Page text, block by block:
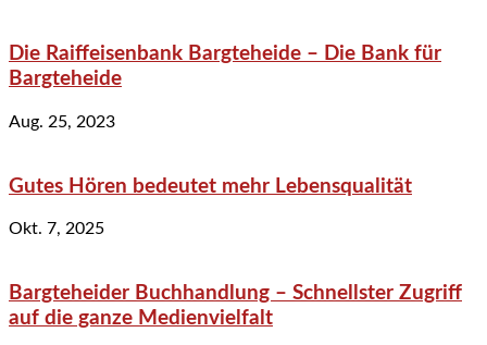
Die Raiffeisenbank Bargteheide – Die Bank für
Bargteheide
Aug. 25, 2023
Gutes Hören bedeutet mehr Lebensqualität
Okt. 7, 2025
Bargteheider Buchhandlung – Schnellster Zugriff
auf die ganze Medienvielfalt